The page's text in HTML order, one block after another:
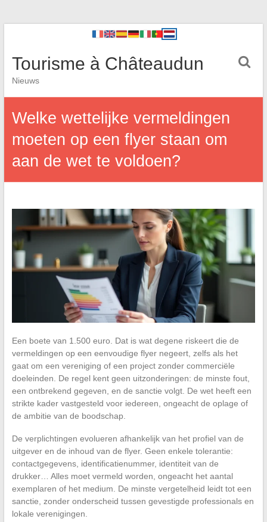
Tourisme à Châteaudun
Nieuws
Welke wettelijke vermeldingen
moeten op een flyer staan om
aan de wet te voldoen?
Een boete van 1.500 euro. Dat is wat degene riskeert die de
vermeldingen op een eenvoudige flyer negeert, zelfs als het
gaat om een vereniging of een project zonder commerciële
doeleinden. De regel kent geen uitzonderingen: de minste fout,
een ontbrekend gegeven, en de sanctie volgt. De wet heeft een
strikte kader vastgesteld voor iedereen, ongeacht de oplage of
de ambitie van de boodschap.
De verplichtingen evolueren afhankelijk van het profiel van de
uitgever en de inhoud van de flyer. Geen enkele tolerantie:
contactgegevens, identificatienummer, identiteit van de
drukker… Alles moet vermeld worden, ongeacht het aantal
exemplaren of het medium. De minste vergetelheid leidt tot een
sanctie, zonder onderscheid tussen gevestigde professionals en
lokale verenigingen.